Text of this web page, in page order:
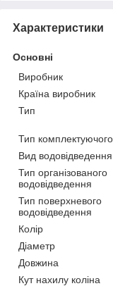
Характеристики
Основні
Виробник
Країна виробник
Тип
Тип комплектуючого
Вид водовідведення
Тип організованого
водовідведення
Тип поверхневого
водовідведення
Колір
Діаметр
Довжина
Кут нахилу коліна